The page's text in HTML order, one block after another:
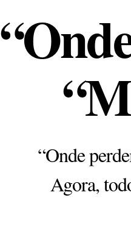
“Onde
Agora,